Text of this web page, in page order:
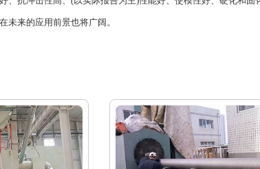
未来的应用前景也将广阔。